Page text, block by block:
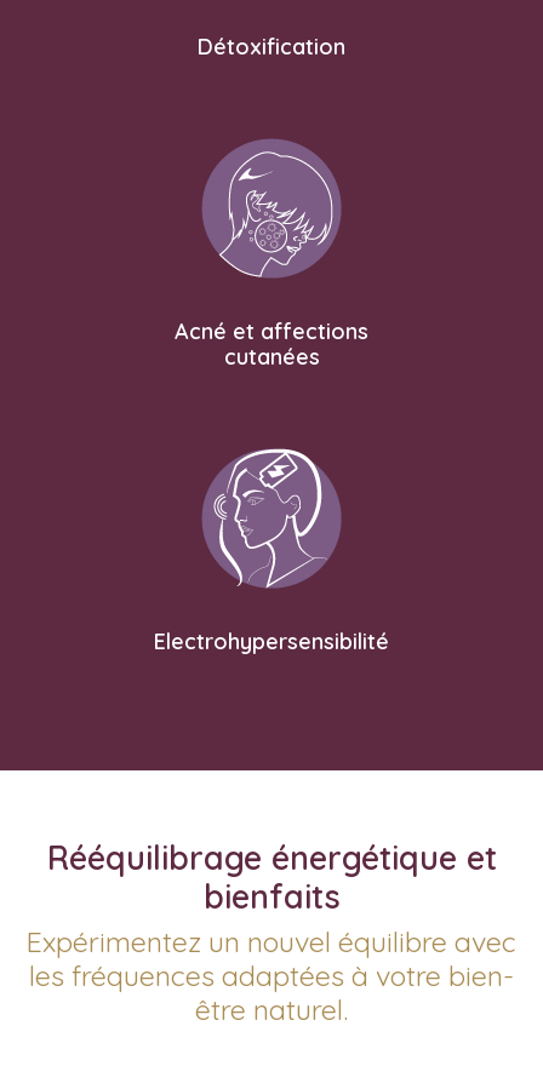
Détoxification
Acné et affections
cutanées
Electrohypersensibilité
Rééquilibrage énergétique et
bienfaits
Expérimentez un nouvel équilibre avec
les fréquences adaptées à votre bien-
être naturel.